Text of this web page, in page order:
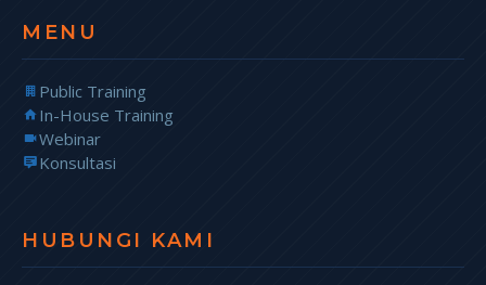
MENU
Public Training
In-House Training
Webinar
Konsultasi
HUBUNGI KAMI